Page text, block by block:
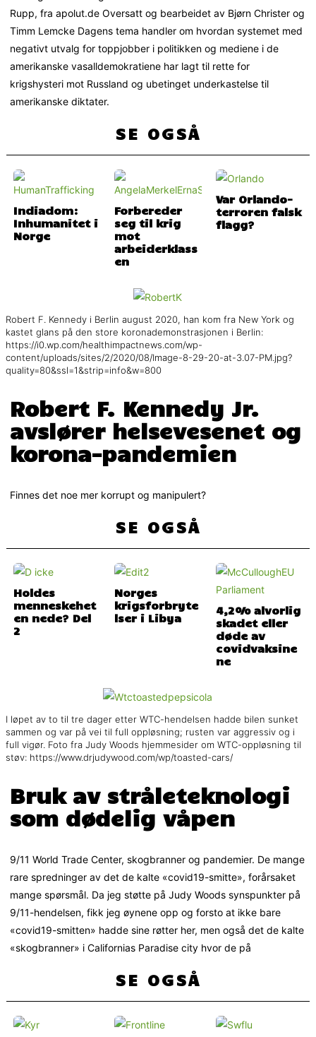
Rupp, fra apolut.de Oversatt og bearbeidet av Bjørn Christer og
Timm Lemcke Dagens tema handler om hvordan systemet med
negativt utvalg for toppjobber i politikken og mediene i de
amerikanske vasalldemokratiene har lagt til rette for
krigshysteri mot Russland og ubetinget underkastelse til
amerikanske diktater.
SE OGSÅ
Indiadom:
Inhumanitet i
Norge
Forbereder
seg til krig
mot
arbeiderklass
en
Var Orlando-
terroren falsk
flagg?
Robert F. Kennedy i Berlin august 2020, han kom fra New York og
kastet glans på den store koronademonstrasjonen i Berlin:
https://i0.wp.com/healthimpactnews.com/wp-
content/uploads/sites/2/2020/08/Image-8-29-20-at-3.07-PM.jpg?
quality=80&ssl=1&strip=info&w=800
Robert F. Kennedy Jr.
avslører helsevesenet og
korona-pandemien
Finnes det noe mer korrupt og manipulert?
SE OGSÅ
Holdes
menneskehet
en nede? Del
2
Norges
krigsforbryte
lser i Libya
4,2% alvorlig
skadet eller
døde av
covidvaksine
ne
I løpet av to til tre dager etter WTC-hendelsen hadde bilen sunket
sammen og var på vei til full oppløsning; rusten var aggressiv og i
full vigør. Foto fra Judy Woods hjemmesider om WTC-oppløsning til
støv: https://www.drjudywood.com/wp/toasted-cars/
Bruk av stråleteknologi
som dødelig våpen
9/11 World Trade Center, skogbranner og pandemier. De mange
rare spredninger av det de kalte «covid19-smitte», forårsaket
mange spørsmål. Da jeg støtte på Judy Woods synspunkter på
9/11-hendelsen, fikk jeg øynene opp og forsto at ikke bare
«covid19-smitten» hadde sine røtter her, men også det de kalte
«skogbranner» i Californias Paradise city hvor de på
SE OGSÅ